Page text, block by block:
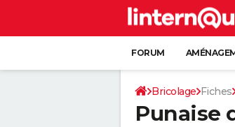
FORUM
RANGEMENT
Bricolage Fiches
Punaise